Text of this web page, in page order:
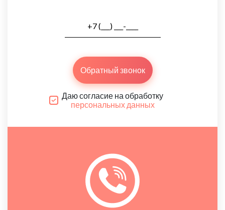
Обратный звонок
Даю согласие на обработку
персональных данных